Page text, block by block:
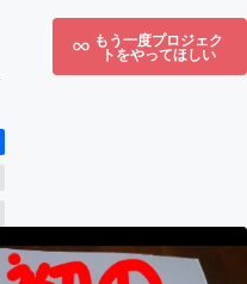
もう一度プロジェク
トをやってほしい